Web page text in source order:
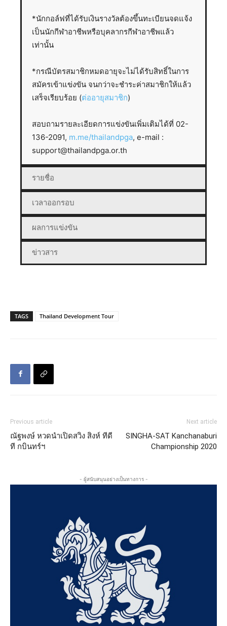
*นักกอล์ฟที่ได้รับเงินรางวัลต้องขึ้นทะเบียนจดแจ้ง
เป็นนักกีฬาอาชีพหรือบุคลากรกีฬาอาชีพแล้ว
เท่านั้น
*กรณีบัตรสมาชิกหมดอายุจะไม่ได้รับสิทธิ์ในการ
สมัครเข้าแข่งขัน จนกว่าจะชำระค่าสมาชิกให้แล้ว
เสร็จเรียบร้อย (ต่ออายุสมาชิก)
สอบถามรายละเอียดการแข่งขันเพิ่มเติมได้ที่ 02-
136-2091, m.me/thailandpga, e-mail :
support@thailandpga.or.th
รายชื่อ
เวลาออกรอบ
ผลการแข่งขัน
ข่าวสาร
TAGS Thailand Development Tour
Previous article
ณัฐพงษ์ หวดนำเปิดสวิง สิงห์ ทีดี
ที กบินทร์ฯ
Next article
SINGHA-SAT Kanchanaburi
Championship 2020
- ผู้สนับสนุนอย่างเป็นทางการ -